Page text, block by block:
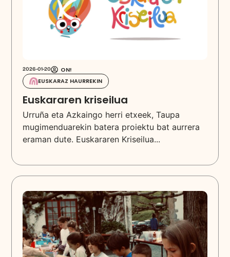
2026-01-20
ON!
EUSKARAZ HAURREKIN
Euskararen kriseilua
Urruña eta Azkaingo herri etxeek, Taupa
mugimenduarekin batera proiektu bat aurrera
eraman dute. Euskararen Kriseilua...